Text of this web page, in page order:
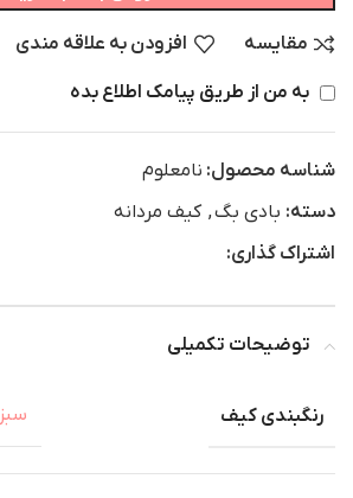
مقایسه افزودن به علاقه مندی
به من از طریق پیامک اطلاع بده
شناسه محصول: نامعلوم
دسته: بادی بگ, کیف مردانه
اشتراک گذاری:
توضیحات تکمیلی
رنگبندی کیف سبز